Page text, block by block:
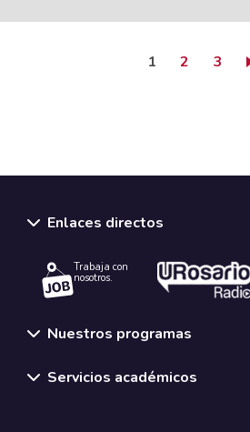
Página actual
1 Page
2 Page
3
Enlaces directos
Trabaja con
nosotros.
Nuestros programas
Servicios académicos